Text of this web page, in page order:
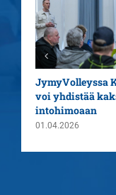
JymyVolleyssa
voi yhdistää
intohimoaan
01.04.2026